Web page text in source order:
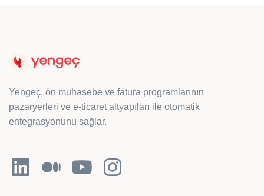
Yengeç, ön muhasebe ve fatura programlarının
pazaryerleri ve e-ticaret altyapıları ile otomatik
entegrasyonunu sağlar.
LinkedInOrta YouTubeInstagram